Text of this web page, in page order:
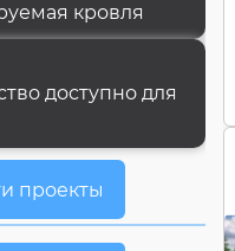
кровля
доступно для